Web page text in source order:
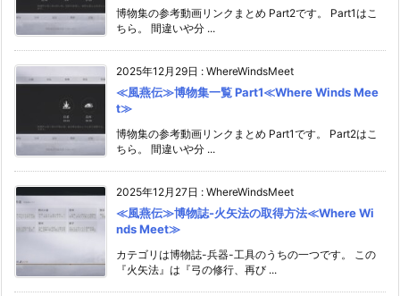
博物集の参考動画リンクまとめ Part2です。 Part1はこ
ちら。 間違いや分 ...
2025年12月29日 : WhereWindsMeet
≪風燕伝≫博物集一覧 Part1≪Where Winds Mee
t≫
博物集の参考動画リンクまとめ Part1です。 Part2はこ
ちら。 間違いや分 ...
2025年12月27日 : WhereWindsMeet
≪風燕伝≫博物誌-火矢法の取得方法≪Where Wi
nds Meet≫
カテゴリは博物誌-兵器-工具のうちの一つです。 この
『火矢法』は『弓の修行、再び ...